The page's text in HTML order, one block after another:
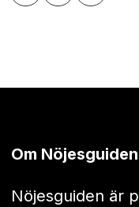
Om Nöjesguiden
Nöjesguiden är